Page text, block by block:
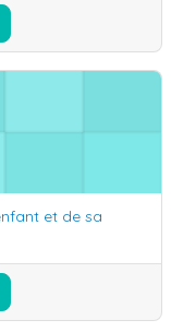
et de sa famille
et de sa